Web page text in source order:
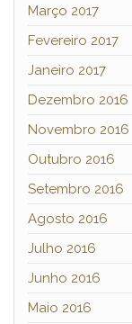
Março 2017
Fevereiro 2017
Janeiro 2017
Dezembro 2016
Novembro 2016
Outubro 2016
Setembro 2016
Agosto 2016
Julho 2016
Junho 2016
Maio 2016